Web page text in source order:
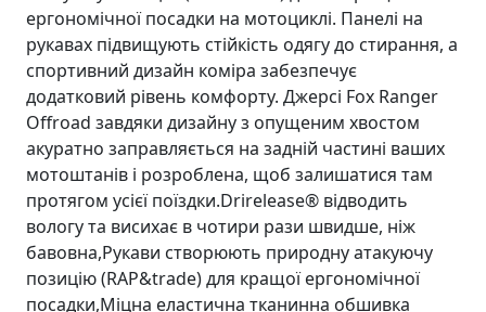
ергономічної посадки на мотоциклі. Панелі на
рукавах підвищують стійкість одягу до стирання, а
спортивний дизайн коміра забезпечує
додатковий рівень комфорту. Джерсi Fox Ranger
Offroad завдяки дизайну з опущеним хвостом
акуратно заправляється на задній частині ваших
мотоштанів і розроблена, щоб залишатися там
протягом усієї поїздки.Drirelease® відводить
вологу та висихає в чотири рази швидше, ніж
бавовна,Рукави створюють природну атакуючу
позицію (RAP&trade) для кращої ергономічної
посадки,Міцна еластична тканинна обшивка